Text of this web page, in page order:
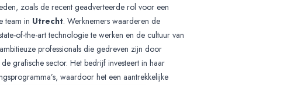
zoals de recent geadverteerde rol voor een
team in Utrecht. Werknemers waarderen de
of-the-art technologie te werken en de cultuur van
professionals die gedreven zijn door
de grafische sector. Het bedrijf investeert in haar
waardoor het een aantrekkelijke